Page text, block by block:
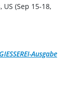
(Sep 15-18,
Ausgabe